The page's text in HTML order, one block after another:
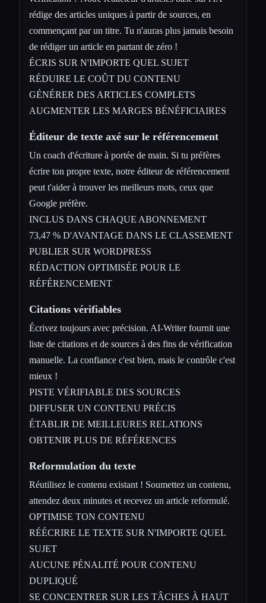
rédige des articles uniques à partir de sources, en
commençant par un titre. Tu n'auras plus jamais besoin
de rédiger un article en partant de zéro !
ÉCRIS SUR N'IMPORTE QUEL SUJET
RÉDUIRE LE COÛT DU CONTENU
GÉNÉRER DES ARTICLES COMPLETS
AUGMENTER LES MARGES BÉNÉFICIAIRES
Éditeur de texte axé sur le référencement
Un coach d'écriture à portée de main. Si tu préfères
écrire ton propre texte, notre éditeur de référencement
peut t'aider à trouver les meilleurs mots, ceux que
Google préfère.
INCLUS DANS CHAQUE ABONNEMENT
73,47 % D'AVANTAGE DANS LE CLASSEMENT
PUBLIER SUR WORDPRESS
RÉDACTION OPTIMISÉE POUR LE
RÉFÉRENCEMENT
Citations vérifiables
Écrivez toujours avec précision. AI-Writer fournit une
liste de citations et de sources à des fins de vérification
manuelle. La confiance c'est bien, mais le contrôle c'est
mieux !
PISTE VÉRIFIABLE DES SOURCES
DIFFUSER UN CONTENU PRÉCIS
ÉTABLIR DE MEILLEURES RELATIONS
OBTENIR PLUS DE RÉFÉRENCES
Reformulation du texte
Réutilisez le contenu existant ! Soumettez un contenu,
attendez deux minutes et recevez un article reformulé.
OPTIMISE TON CONTENU
RÉÉCRIRE LE TEXTE SUR N'IMPORTE QUEL
SUJET
AUCUNE PÉNALITÉ POUR CONTENU
DUPLIQUÉ
SE CONCENTRER SUR LES TÂCHES À HAUT